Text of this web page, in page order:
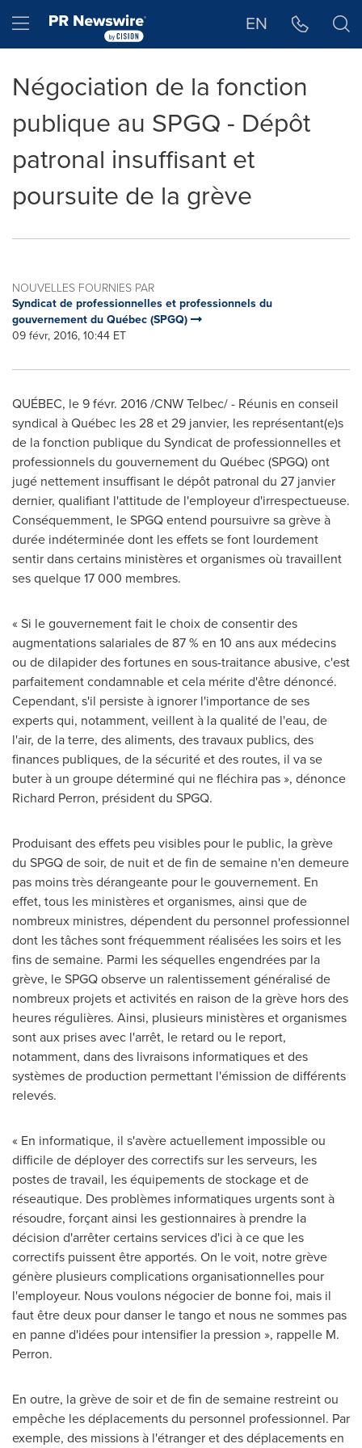
Hamburger menu EN
Négociation de la fonction
publique au SPGQ - Dépôt
patronal insuffisant et
poursuite de la grève
NOUVELLES FOURNIES PAR
Syndicat de professionnelles et professionnels du
gouvernement du Québec (SPGQ)
09 févr, 2016, 10:44 ET
QUÉBEC, le 9 févr. 2016 /CNW Telbec/ - Réunis en conseil
syndical à Québec les 28 et 29 janvier, les représentant(e)s
de la fonction publique du Syndicat de professionnelles et
professionnels du gouvernement du Québec (SPGQ) ont
jugé nettement insuffisant le dépôt patronal du 27 janvier
dernier, qualifiant l'attitude de l'employeur d'irrespectueuse.
Conséquemment, le SPGQ entend poursuivre sa grève à
durée indéterminée dont les effets se font lourdement
sentir dans certains ministères et organismes où travaillent
ses quelque 17 000 membres.
« Si le gouvernement fait le choix de consentir des
augmentations salariales de 87 % en 10 ans aux médecins
ou de dilapider des fortunes en sous-traitance abusive, c'est
parfaitement condamnable et cela mérite d'être dénoncé.
Cependant, s'il persiste à ignorer l'importance de ses
experts qui, notamment, veillent à la qualité de l'eau, de
l'air, de la terre, des aliments, des travaux publics, des
finances publiques, de la sécurité et des routes, il va se
buter à un groupe déterminé qui ne fléchira pas », dénonce
Richard Perron, président du SPGQ.
Produisant des effets peu visibles pour le public, la grève
du SPGQ de soir, de nuit et de fin de semaine n'en demeure
pas moins très dérangeante pour le gouvernement. En
effet, tous les ministères et organismes, ainsi que de
nombreux ministres, dépendent du personnel professionnel
dont les tâches sont fréquemment réalisées les soirs et les
fins de semaine. Parmi les séquelles engendrées par la
grève, le SPGQ observe un ralentissement généralisé de
nombreux projets et activités en raison de la grève hors des
heures régulières. Ainsi, plusieurs ministères et organismes
sont aux prises avec l'arrêt, le retard ou le report,
notamment, dans des livraisons informatiques et des
systèmes de production permettant l'émission de différents
relevés.
« En informatique, il s'avère actuellement impossible ou
difficile de déployer des correctifs sur les serveurs, les
postes de travail, les équipements de stockage et de
réseautique. Des problèmes informatiques urgents sont à
résoudre, forçant ainsi les gestionnaires à prendre la
décision d'arrêter certains services d'ici à ce que les
correctifs puissent être apportés. On le voit, notre grève
génère plusieurs complications organisationnelles pour
l'employeur. Nous voulons négocier de bonne foi, mais il
faut être deux pour danser le tango et nous ne sommes pas
en panne d'idées pour intensifier la pression », rappelle M.
Perron.
En outre, la grève de soir et de fin de semaine restreint ou
empêche les déplacements du personnel professionnel. Par
exemple, des missions à l'étranger et des déplacements en